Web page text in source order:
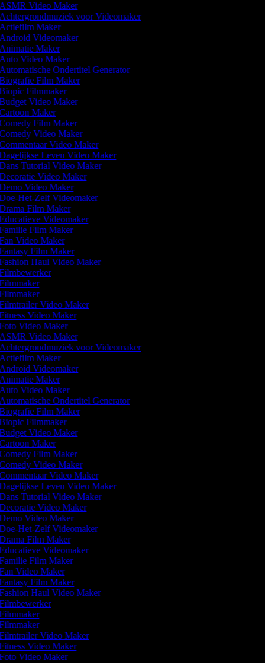
Video Maker
voor Videomaker
Maker
Videomaker
Maker
Video Maker
Ondertitel Generator
Film Maker
Filmmaker
Video Maker
Maker
Film Maker
Video Maker
Video Maker
Leven Video Maker
Tutorial Video Maker
Video Maker
Video Maker
Het-Zelf Videomaker
Film Maker
Videomaker
Film Maker
Video Maker
Film Maker
Haul Video Maker
Video Maker
Video Maker
Video Maker
Video Maker
voor Videomaker
Maker
Videomaker
Maker
Video Maker
Ondertitel Generator
Film Maker
Filmmaker
Video Maker
Maker
Film Maker
Video Maker
Video Maker
Leven Video Maker
Tutorial Video Maker
Video Maker
Video Maker
Het-Zelf Videomaker
Film Maker
Videomaker
Film Maker
Video Maker
Film Maker
Haul Video Maker
Video Maker
Video Maker
Video Maker